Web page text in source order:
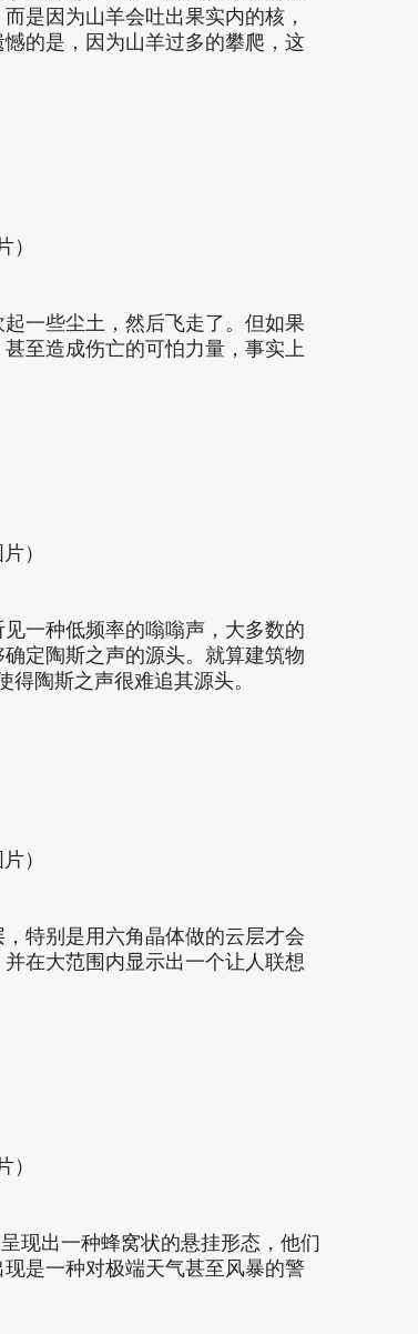
是因为山羊会吐出果实内的核，
的是，因为山羊过多的攀爬，这
一些尘土，然后飞走了。但如果
至造成伤亡的可怕力量，事实上
）
一种低频率的嗡嗡声，大多数的
定陶斯之声的源头。就算建筑物
陶斯之声很难追其源头。
）
特别是用六角晶体做的云层才会
在大范围内显示出一个让人联想
现出一种蜂窝状的悬挂形态，他们
是一种对极端天气甚至风暴的警